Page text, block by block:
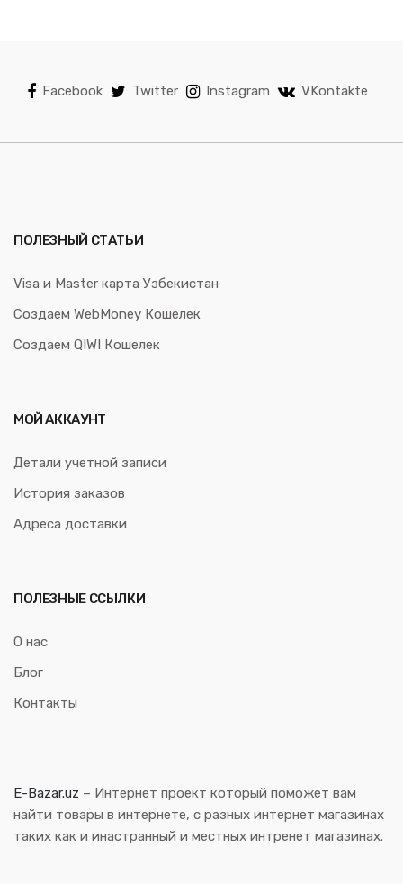
Facebook Twitter Instagram VKontakte
ПОЛЕЗНЫЙ СТАТЬИ
Visa и Master карта Узбекистан
Создаем WebMoney Кошелек
Создаем QIWI Кошелек
МОЙ АККАУНТ
Детали учетной записи
История заказов
Адреса доставки
ПОЛЕЗНЫЕ ССЫЛКИ
О нас
Блог
Контакты
E-Bazar.uz – Интернет проект который поможет вам
найти товары в интернете, с разных интернет магазинах
таких как и инастранный и местных интренет магазинах.